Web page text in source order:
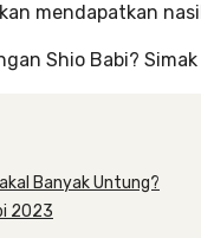
mendapatkan
Shio Babi?
Banyak Untung?
2023